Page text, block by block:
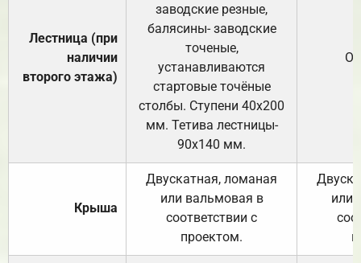
Лестница (при
наличии
второго этажа)
заводские резные,
балясины- заводские
точеные,
устанавливаются
стартовые точёные
столбы. Ступени 40х200
мм. Тетива лестницы-
90х140 мм.
Крыша
Двускатная, ломаная
или вальмовая в
соответствии с
проектом.
или